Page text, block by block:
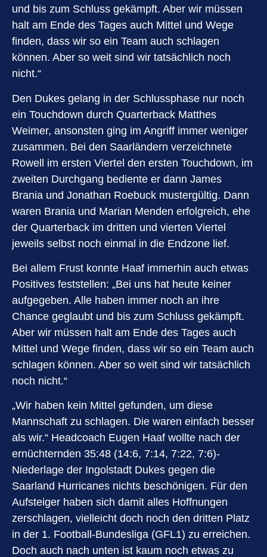
und bis zum Schluss gekämpft. Aber wir müssen
halt am Ende des Tages auch Mittel und Wege
finden, dass wir so ein Team auch schlagen
können. Aber so weit sind wir tatsächlich noch
nicht.“
Den Dukes gelang in der Schlussphase nur noch
ein Touchdown durch Quarterback Matthes
Weimer, ansonsten ging im Angriff immer weniger
zusammen. Bei den Saarländern verzeichnete
Rowell im ersten Viertel den ersten Touchdown, im
zweiten Durchgang bediente er dann James
Brania und Jonathan Roebuck mustergültig. Dann
waren Brania und Marian Menden erfolgreich, ehe
der Quarterback im dritten und vierten Viertel
jeweils selbst noch einmal in die Endzone lief.
Bei allem Frust konnte Haaf immerhin auch etwas
Positives feststellen: „Bei uns hat heute keiner
aufgegeben. Alle haben immer noch an ihre
Chance geglaubt und bis zum Schluss gekämpft.
Aber wir müssen halt am Ende des Tages auch
Mittel und Wege finden, dass wir so ein Team auch
schlagen können. Aber so weit sind wir tatsächlich
noch nicht.“
„Wir haben kein Mittel gefunden, um diese
Mannschaft zu schlagen. Die waren einfach besser
als wir.“ Headcoach Eugen Haaf wollte nach der
ernüchternden 35:48 (14:6, 7:14, 7:22, 7:6)-
Niederlage der Ingolstadt Dukes gegen die
Saarland Hurricanes nichts beschönigen. Für den
Aufsteiger haben sich damit alles Hoffnungen
zerschlagen, vielleicht doch noch den dritten Platz
in der 1. Football-Bundesliga (GFL1) zu erreichen.
Doch auch nach unten ist kaum noch etwas zu